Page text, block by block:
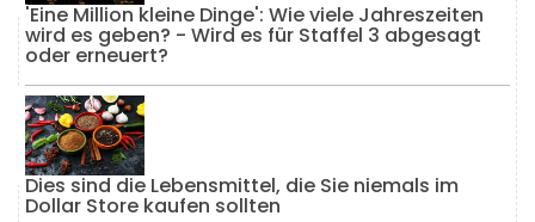
'Eine Million kleine Dinge': Wie viele Jahreszeiten
wird es geben? - Wird es für Staffel 3 abgesagt
oder erneuert?
Dies sind die Lebensmittel, die Sie niemals im
Dollar Store kaufen sollten